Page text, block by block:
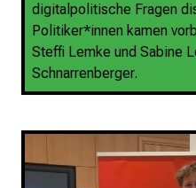
digitalpolitische Fragen
Politiker*innen kamen
Steffi Lemke und Sabine
Schnarrenberger.